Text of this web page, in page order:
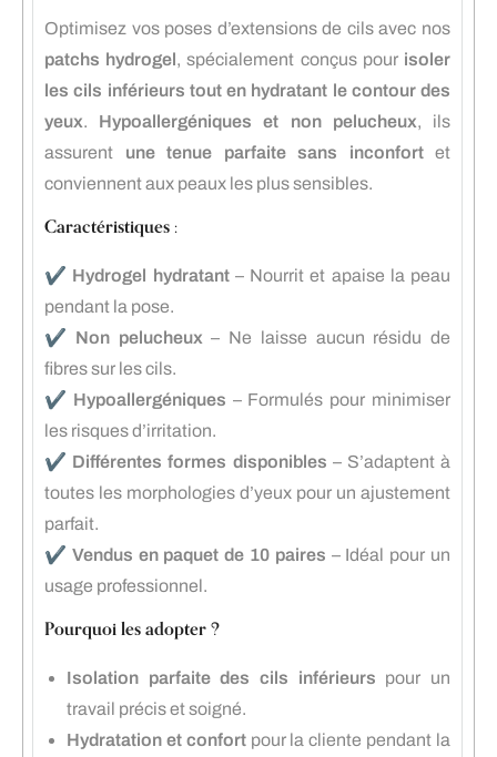
Optimisez vos poses d’extensions de cils avec nos
patchs hydrogel, spécialement conçus pour isoler
les cils inférieurs tout en hydratant le contour des
yeux. Hypoallergéniques et non pelucheux, ils
assurent une tenue parfaite sans inconfortet
conviennent aux peaux les plus sensibles.
Caractéristiques :
✔️ Hydrogel hydratant– Nourrit et apaise la peau
pendant la pose.
✔️ Non pelucheux – Ne laisse aucun résidu de
fibres sur les cils.
✔️ Hypoallergéniques – Formulés pour minimiser
les risques d’irritation.
✔️ Différentes formes disponibles – S’adaptent à
toutes les morphologies d’yeux pour un ajustement
parfait.
✔️ Vendus en paquet de 10 paires – Idéal pour un
usage professionnel.
Pourquoi les adopter ?
Isolation parfaite des cils inférieurs pour un
travail précis et soigné.
Hydratation et confortpour la cliente pendant la